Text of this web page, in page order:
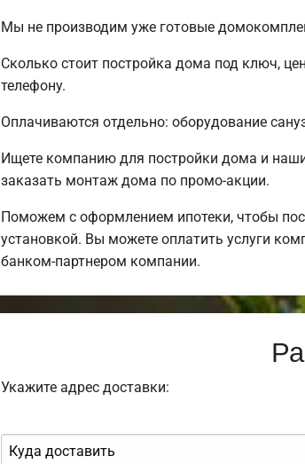
Мы не производим уже готовые
Сколько стоит постройка дома под ключ,
телефону.
Оплачиваются отдельно: оборудование
Ищете компанию для постройки дома и
заказать монтаж дома по промо-акции.
Поможем с оформлением ипотеки, чтобы
установкой. Вы можете оплатить услуги
банком-партнером компании.
Укажите адрес доставки: